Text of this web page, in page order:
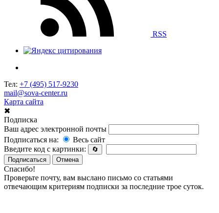
RSS
Тел: +7 (495) 517-9230
mail@sova-center.ru
Карта сайта
✖
Подписка
Ваш адрес электронной почты
Подписаться на:
Весь сайт
Введите код с картинки:
🔄
Подписаться
Отмена
Спасибо!
Проверьте почту, вам выслано письмо со статьями
отвечающим критериям подписки за последние трое суток.